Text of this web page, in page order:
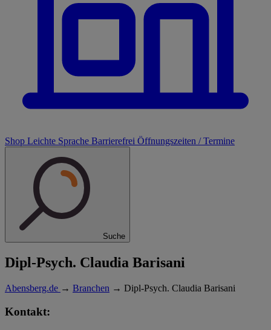
Shop Leichte Sprache Barrierefrei Öffnungszeiten / Termine
Suche
Dipl-Psych. Claudia Barisani
Abensberg.de → Branchen → Dipl-Psych. Claudia Barisani
Kontakt: